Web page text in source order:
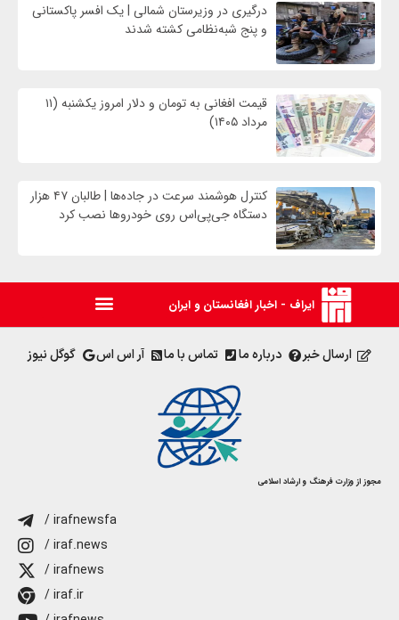
درگیری در وزیرستان شمالی | یک افسر پاکستانی
و پنج شبه‌نظامی کشته شدند
قیمت افغانی به تومان و دلار امروز یکشنبه (۱۱
مرداد ۱۴۰۵)
کنترل هوشمند سرعت در جاده‌ها | طالبان ۴۷ هزار
دستگاه جی‌پی‌اس روی خودروها نصب کرد
ایراف - اخبار افغانستان و ایران
ارسال خبر درباره ما تماس با ما آر اس اس گوگل نیوز
مجوز از وزارت فرهنگ و ارشاد اسلامی
/ irafnewsfa
/ iraf.news
/ irafnews
/ iraf.ir